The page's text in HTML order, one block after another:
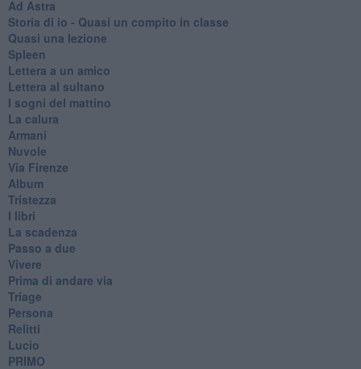
Ad Astra
Storia di io - Quasi un compito in classe
Quasi una lezione
Spleen
Lettera a un amico
Lettera al sultano
I sogni del mattino
La calura
Armani
Nuvole
Via Firenze
Album
Tristezza
I libri
La scadenza
Passo a due
Vivere
Prima di andare via
Triage
Persona
Relitti
Lucio
PRIMO